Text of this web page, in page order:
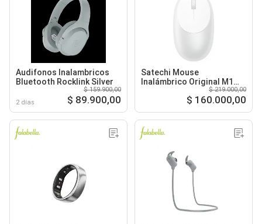
Audifonos Inalambricos
Bluetooth Rocklink Silver
2 días
$ 159.900,00
$ 89.900,00
Satechi Mouse
Inalámbrico Original M1
$ 219.000,00
$ 160.000,00